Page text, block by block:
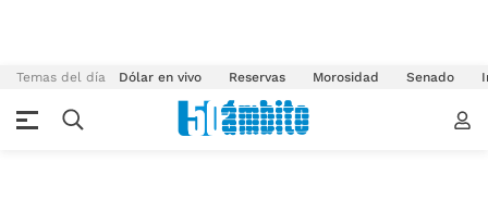
Temas del día Dólar en vivo Reservas Morosidad Senado